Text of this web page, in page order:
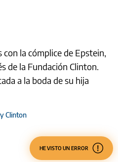
la cómplice de Epstein,
de la Fundación Clinton.
a la boda de su hija
Clinton
HE VISTO UN ERROR